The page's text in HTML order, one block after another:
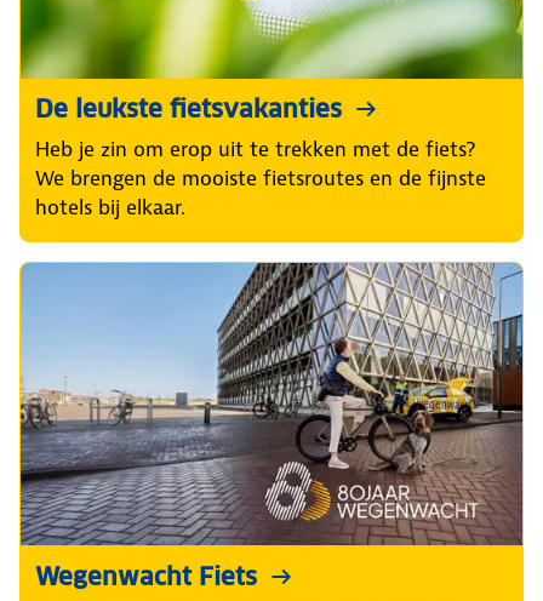
De leukste fietsvakanties
Heb je zin om erop uit te trekken met de fiets?
We brengen de mooiste fietsroutes en de fijnste
hotels bij elkaar.
Wegenwacht Fiets